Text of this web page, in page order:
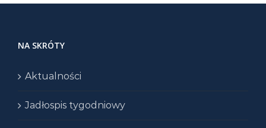
NA SKRÓTY
Aktualności
Jadłospis tygodniowy